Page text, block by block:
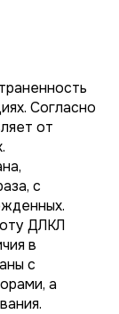
Согласно
от
с
ДЛКЛ
в
с
а